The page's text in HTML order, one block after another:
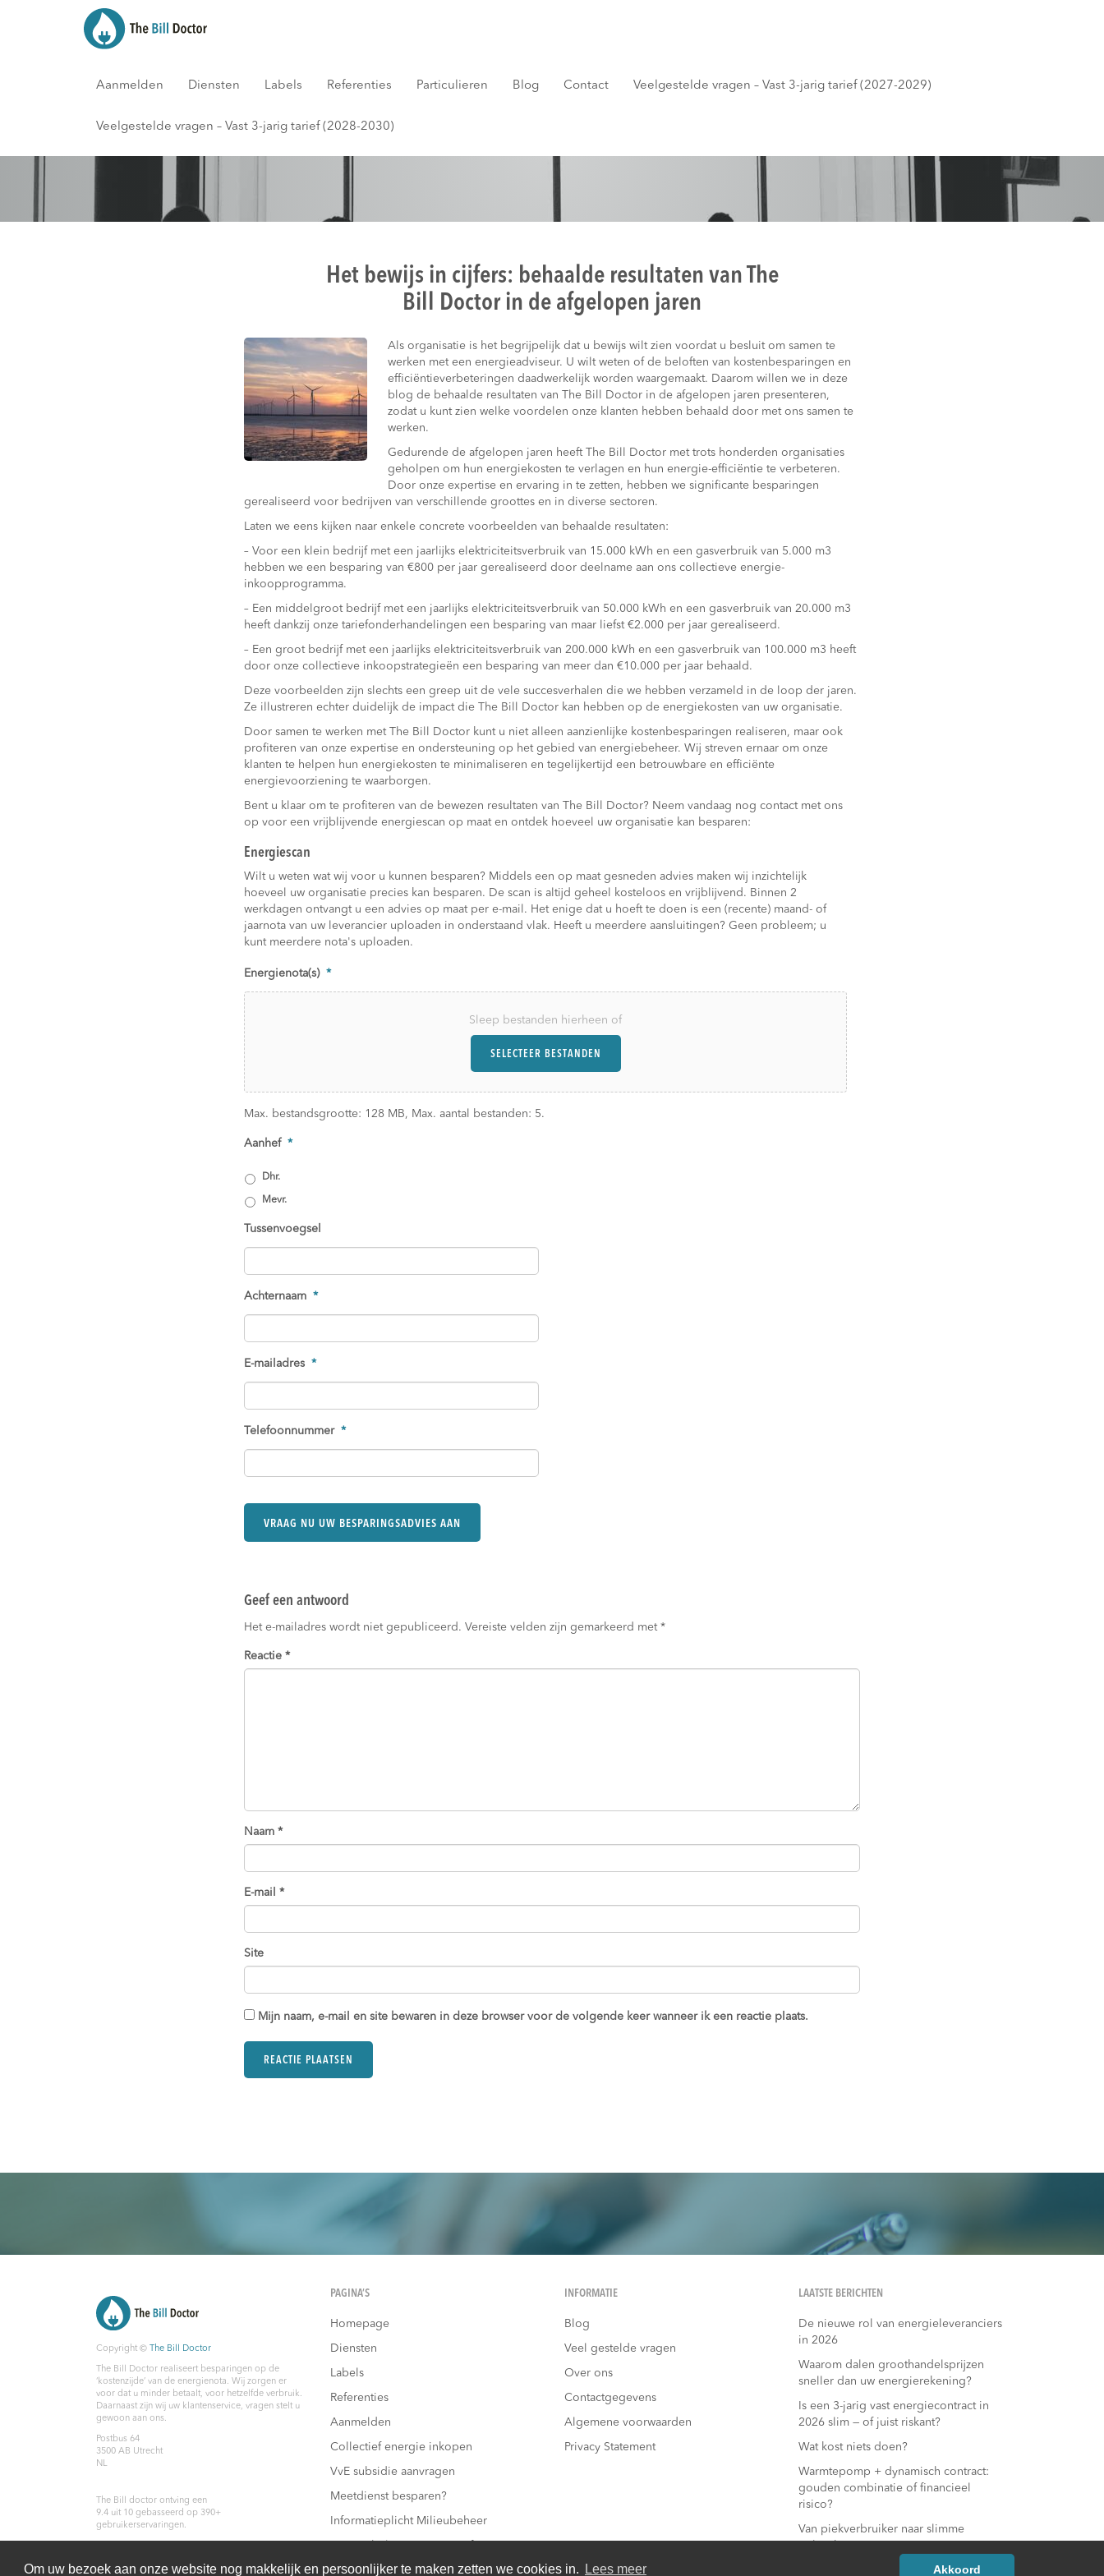
Om uw bezoek aan onze website nog makkelijk en persoonlijker te maken zetten we cookies in. Lees meer Akkoord
Aanmelden Diensten Labels Referenties Particulieren Blog Contact Veelgestelde vragen – Vast 3-jarig tarief (2027-2029)
Veelgestelde vragen – Vast 3-jarig tarief (2028-2030)
Blog
Het bewijs in cijfers: behaalde resultaten van The
Bill Doctor in de afgelopen jaren
Als organisatie is het begrijpelijk dat u bewijs wilt zien voordat u besluit om samen te
werken met een energieadviseur. U wilt weten of de beloften van kostenbesparingen en
efficiëntieverbeteringen daadwerkelijk worden waargemaakt. Daarom willen we in deze
blog de behaalde resultaten van The Bill Doctor in de afgelopen jaren presenteren,
zodat u kunt zien welke voordelen onze klanten hebben behaald door met ons samen te
werken.
Gedurende de afgelopen jaren heeft The Bill Doctor met trots honderden organisaties
geholpen om hun energiekosten te verlagen en hun energie-efficiëntie te verbeteren.
Door onze expertise en ervaring in te zetten, hebben we significante besparingen
gerealiseerd voor bedrijven van verschillende groottes en in diverse sectoren.
Laten we eens kijken naar enkele concrete voorbeelden van behaalde resultaten:
– Voor een klein bedrijf met een jaarlijks elektriciteitsverbruik van 15.000 kWh en een gasverbruik van 5.000 m3
hebben we een besparing van €800 per jaar gerealiseerd door deelname aan ons collectieve energie-
inkoopprogramma.
– Een middelgroot bedrijf met een jaarlijks elektriciteitsverbruik van 50.000 kWh en een gasverbruik van 20.000 m3
heeft dankzij onze tariefonderhandelingen een besparing van maar liefst €2.000 per jaar gerealiseerd.
– Een groot bedrijf met een jaarlijks elektriciteitsverbruik van 200.000 kWh en een gasverbruik van 100.000 m3 heeft
door onze collectieve inkoopstrategieën een besparing van meer dan €10.000 per jaar behaald.
Deze voorbeelden zijn slechts een greep uit de vele succesverhalen die we hebben verzameld in de loop der jaren.
Ze illustreren echter duidelijk de impact die The Bill Doctor kan hebben op de energiekosten van uw organisatie.
Door samen te werken met The Bill Doctor kunt u niet alleen aanzienlijke kostenbesparingen realiseren, maar ook
profiteren van onze expertise en ondersteuning op het gebied van energiebeheer. Wij streven ernaar om onze
klanten te helpen hun energiekosten te minimaliseren en tegelijkertijd een betrouwbare en efficiënte
energievoorziening te waarborgen.
Bent u klaar om te profiteren van de bewezen resultaten van The Bill Doctor? Neem vandaag nog contact met ons
op voor een vrijblijvende energiescan op maat en ontdek hoeveel uw organisatie kan besparen:
Energiescan
Wilt u weten wat wij voor u kunnen besparen? Middels een op maat gesneden advies maken wij inzichtelijk
hoeveel uw organisatie precies kan besparen. De scan is altijd geheel kosteloos en vrijblijvend. Binnen 2
werkdagen ontvangt u een advies op maat per e-mail. Het enige dat u hoeft te doen is een (recente) maand- of
jaarnota van uw leverancier uploaden in onderstaand vlak. Heeft u meerdere aansluitingen? Geen probleem; u
kunt meerdere nota's uploaden.
Energienota(s) *
Sleep bestanden hierheen of
SELECTEER BESTANDEN
Max. bestandsgrootte: 128 MB, Max. aantal bestanden: 5.
Aanhef *
Dhr.
Mevr.
Tussenvoegsel
Achternaam *
E-mailadres *
Telefoonnummer *
Geef een antwoord
Het e-mailadres wordt niet gepubliceerd. Vereiste velden zijn gemarkeerd met *
Reactie *
Naam *
E-mail *
Site
Mijn naam, e-mail en site bewaren in deze browser voor de volgende keer wanneer ik een reactie plaats.
Copyright © The Bill Doctor
The Bill Doctor realiseert besparingen op de
‘kostenzijde’ van de energienota. Wij zorgen er
voor dat u minder betaalt, voor hetzelfde verbruik.
Daarnaast zijn wij uw klantenservice, vragen stelt u
gewoon aan ons.
Postbus 64
3500 AB Utrecht
NL
The Bill doctor ontving een
9.4 uit 10 gebasseerd op 390+
gebruikerservaringen.
PAGINA’S
Homepage
Diensten
Labels
Referenties
Aanmelden
Collectief energie inkopen
VvE subsidie aanvragen
Meetdienst besparen?
Informatieplicht Milieubeheer
INFORMATIE
Blog
Veel gestelde vragen
Over ons
Contactgegevens
Algemene voorwaarden
Privacy Statement
LAATSTE BERICHTEN
De nieuwe rol van energieleveranciers
in 2026
Waarom dalen groothandelsprijzen
sneller dan uw energierekening?
Is een 3-jarig vast energiecontract in
2026 slim — of juist riskant?
Wat kost niets doen?
Warmtepomp + dynamisch contract:
gouden combinatie of financieel
risico?
Van piekverbruiker naar slimme